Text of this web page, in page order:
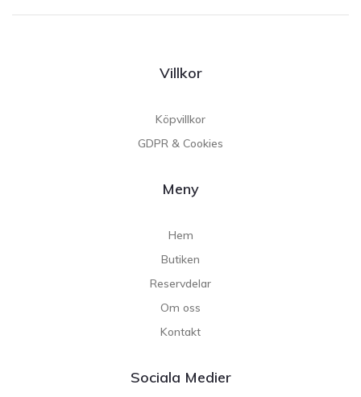
Villkor
Köpvillkor
GDPR & Cookies
Meny
Hem
Butiken
Reservdelar
Om oss
Kontakt
Sociala Medier